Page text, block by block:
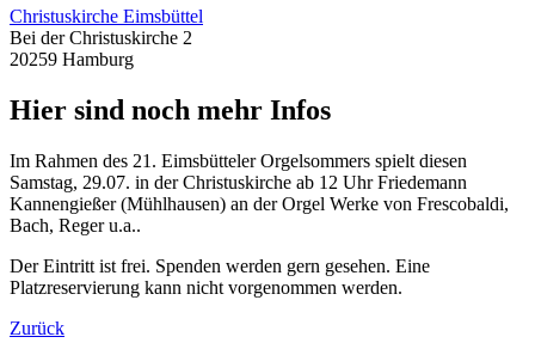
Christuskirche Eimsbüttel
Bei der Christuskirche 2
20259 Hamburg
Hier sind noch mehr Infos
Im Rahmen des 21. Eimsbütteler Orgelsommers spielt diesen
Samstag, 29.07. in der Christuskirche ab 12 Uhr Friedemann
Kannengießer (Mühlhausen) an der Orgel Werke von Frescobaldi,
Bach, Reger u.a..
Der Eintritt ist frei. Spenden werden gern gesehen. Eine
Platzreservierung kann nicht vorgenommen werden.
Zurück